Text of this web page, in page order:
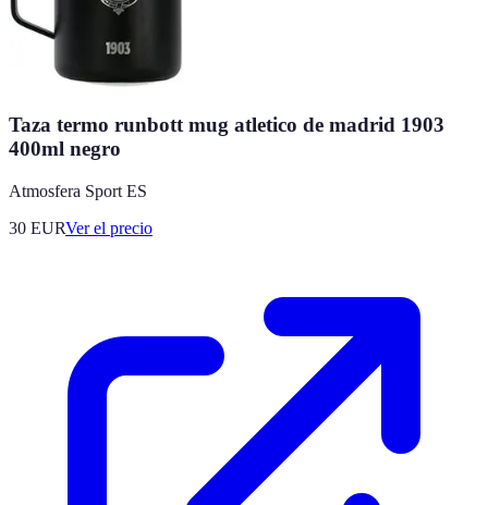
Taza termo runbott mug atletico de madrid 1903
400ml negro
Atmosfera Sport ES
30 EURVer el precio